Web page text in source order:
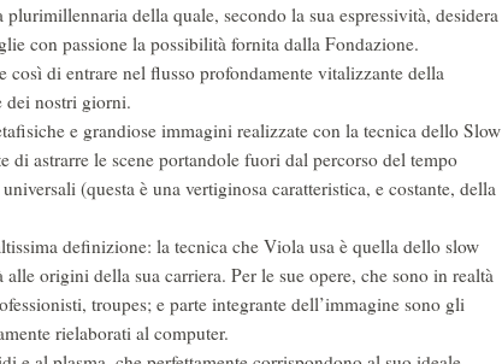
della quale, secondo la sua espressività, desidera
con passione la possibilità fornita dalla Fondazione.
di entrare nel flusso profondamente vitalizzante della
dei nostri giorni.
e grandiose immagini realizzate con la tecnica dello Slow
di astrarre le scene portandole fuori dal percorso del tempo
(questa è una vertiginosa caratteristica, e costante, della
definizione: la tecnica che Viola usa è quella dello slow
origini della sua carriera. Per le sue opere, che sono in realtà
troupes; e parte integrante dell’immagine sono gli
rielaborati al computer.